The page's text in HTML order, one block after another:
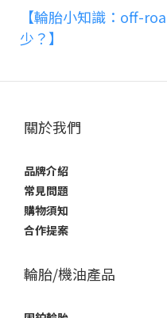
【輪胎小知識：off-
少？】
關於我們
品牌介紹
常見問題
購物須知
合作提案
輪胎/機油產品